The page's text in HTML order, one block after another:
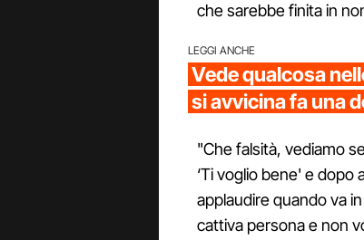
che sarebbe finita in
LEGGI ANCHE
Vede qualcosa
si avvicina fa una
"Che falsità, vediamo
‘Ti voglio bene' e dopo
applaudire quando va
cattiva persona e non